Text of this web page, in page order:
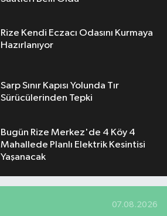
Rize Kendi Eczacı Odasını Kurmaya
Hazırlanıyor
Sarp Sınır Kapısı Yolunda Tır
Sürücülerinden Tepki
Bugün Rize Merkez'de 4 Köy 4
Mahallede Planlı Elektrik Kesintisi
Yaşanacak
07.08.2026